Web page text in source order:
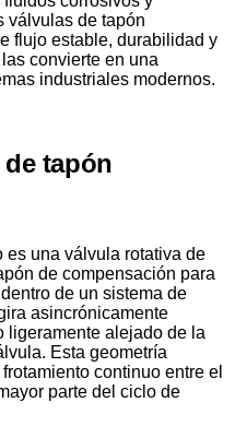
válvulas de tapón
flujo estable, durabilidad y
convierte en una
industriales modernos.
tapón
es una válvula rotativa de
de compensación para
de un sistema de
asincrónicamente
ligeramente alejado de la
Esta geometría
continuo entre el
parte del ciclo de